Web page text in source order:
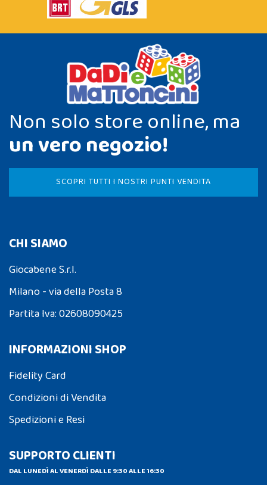
Non solo store online, ma
un vero negozio!
SCOPRI TUTTI I NOSTRI PUNTI VENDITA
CHI SIAMO
Giocabene S.r.l.
Milano - via della Posta 8
Partita Iva: 02608090425
INFORMAZIONI SHOP
Fidelity Card
Condizioni di Vendita
Spedizioni e Resi
SUPPORTO CLIENTI
DAL LUNEDÌ AL VENERDÌ DALLE 9:30 ALLE 16:30